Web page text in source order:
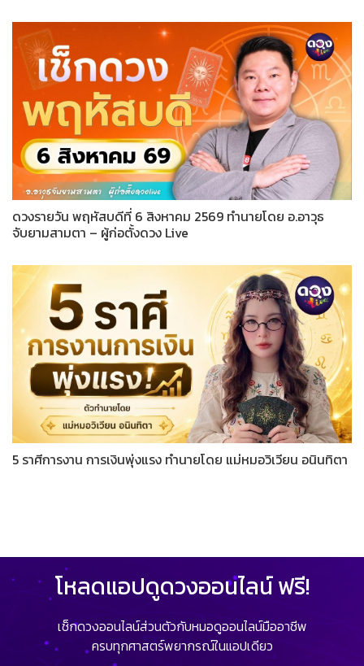
ดวงรายวัน พฤหัสบดีที่ 6 สิงหาคม 2569 ทำนายโดย อ.อาวุธ
จับยามสามตา – ผู้ก่อตั้งดวง Live
5 ราศีการงาน การเงินพุ่งแรง ทำนายโดย แม่หมอวิเวียน อนินทิตา
โหลดแอปดูดวงออนไลน์ ฟรี!
เช็กดวงออนไลน์ส่วนตัวกับหมอดูออนไลน์มืออาชีพ
ครบทุกศาสตร์พยากรณ์ในแอปเดียว